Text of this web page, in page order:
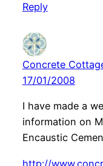
Reply
Concrete
17/01/2008
I have made a
information on
Encaustic
http://